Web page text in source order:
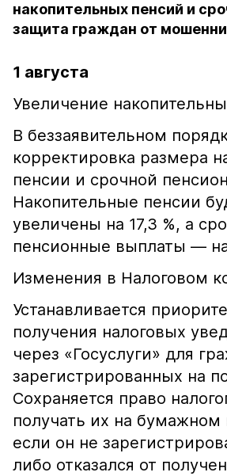
накопительных пенсий и
защита граждан от
1 августа
Увеличение
В беззаявительном
корректировка размера
пенсии и срочной
Накопительные пенсии
увеличены на 17,3 %, а
пенсионные выплаты — на
Изменения в Налоговом
Устанавливается
получения налоговых
через «Госуслуги» для
зарегистрированных на
Сохраняется право
получать их на бумажном
если он не
либо отказался от